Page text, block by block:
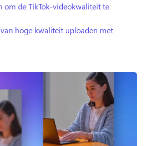
om de TikTok-videokwaliteit te
hoge kwaliteit uploaden met